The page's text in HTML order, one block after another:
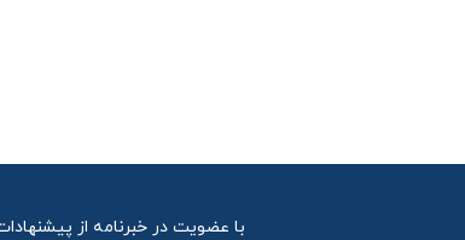
با عضویت در خبرنامه از